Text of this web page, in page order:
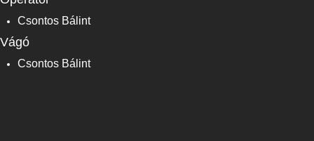
Csontos Bálint
Vágó
Csontos Bálint